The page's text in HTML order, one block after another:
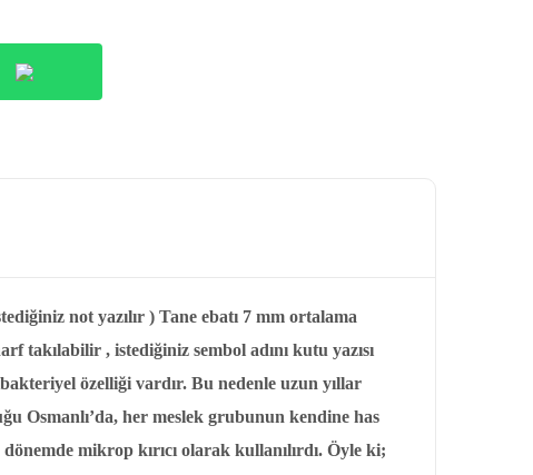
not yazılır ) Tane ebatı 7 mm ortalama
, istediğiniz sembol adını kutu yazısı
özelliği vardır. Bu nedenle uzun yıllar
Osmanlı’da, her meslek grubunun kendine has
mikrop kırıcı olarak kullanılırdı. Öyle ki;